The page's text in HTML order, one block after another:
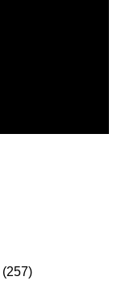
(257)